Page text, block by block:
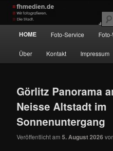
Zum
primären
Inhalt
springen
Zum
sekundären
Inhalt
springen
Wir fotografieren die Hauptstadt!
Hauptmenü
HOME Foto-Service
Über Kontakt Impressum
Görlitz Panorama
Neisse Altstadt im
Sonnenuntergang
Veröffentlicht am5. August 2026